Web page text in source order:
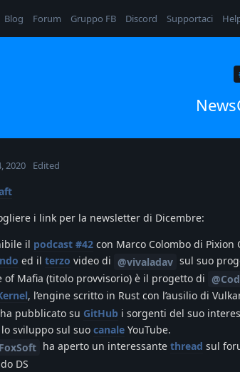
Blog Forum Gruppo FB Discord Supportaci
2020 Edited
i link per la newsletter di Dicembre:
il podcast #42 con Marco Colombo di Pixion
ed il terzo video di @vivaladav sul suo
of Mafia (titolo provvisorio) è il progetto di
, l’engine scritto in Rust con l’ausilio di
pubblicato su GitHub i sorgenti del suo
sviluppo sul suo canale YouTube.
ha aperto un interessante thread sul
DS